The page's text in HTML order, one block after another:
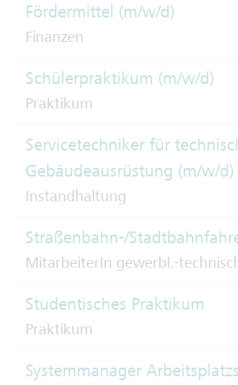
Fördermittel (m/w/d)
Finanzen
Schülerpraktikum (m/w/d)
Praktikum
Servicetechniker für
Gebäudeausrüstung (m/w/d)
Instandhaltung
Straßenbahn-/
MitarbeiterIn gewerbl.-
Studentisches Praktikum
Praktikum
Systemmanager